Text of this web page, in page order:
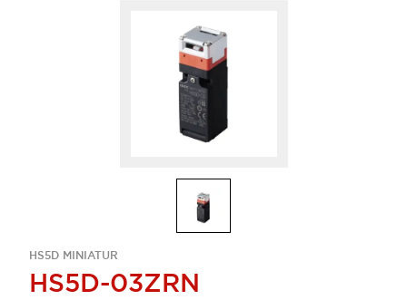
HS5D MINIATUR
HS5D-03ZRN